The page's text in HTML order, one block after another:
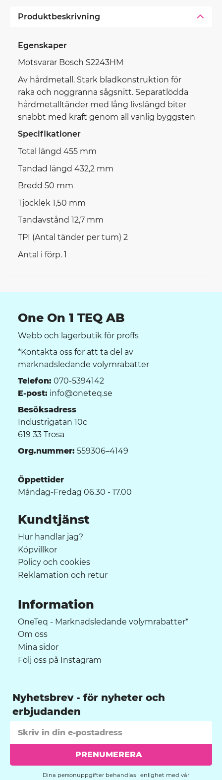
Produktbeskrivning
Egenskaper
Motsvarar Bosch S2243HM
Av hårdmetall. Stark bladkonstruktion för
raka och noggranna sågsnitt. Separatlödda
hårdmetalltänder med lång livslängd biter
snabbt med kraft genom all vanlig byggsten
Specifikationer
Total längd 455 mm
Tandad längd 432,2 mm
Bredd 50 mm
Tjocklek 1,50 mm
Tandavstånd 12,7 mm
TPI (Antal tänder per tum) 2
Antal i förp. 1
One On 1 TEQ AB
Webb och lagerbutik för proffs
*Kontakta oss för att ta del av
marknadsledande volymrabatter
Telefon: 070-5394142
E-post: info@oneteq.se
Besöksadress
Industrigatan 10c
619 33 Trosa
Org.nummer: 559306–4149
Öppettider
Måndag-Fredag 06.30 - 17.00
Kundtjänst
Hur handlar jag?
Köpvillkor
Policy och cookies
Reklamation och retur
Information
OneTeq - Marknadsledande volymrabatter*
Om oss
Mina sidor
Följ oss på Instagram
Nyhetsbrev
PRENUMERERA
Dina personuppgifter behandlas i enlighet med vår